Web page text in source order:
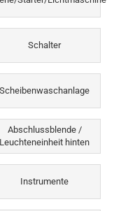
Schalter
Scheibenwaschanlage
Abschlussblende /
Leuchteneinheit hinten
Instrumente